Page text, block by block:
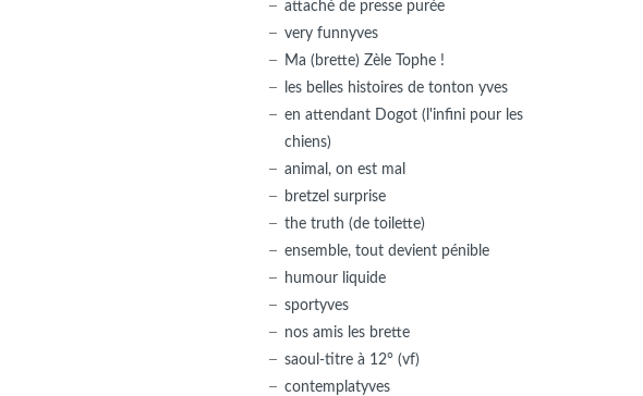
attaché de presse purée
very funnyves
Ma (brette) Zèle Tophe !
les belles histoires de tonton yves
en attendant Dogot (l'infini pour les
chiens)
animal, on est mal
bretzel surprise
the truth (de toilette)
ensemble, tout devient pénible
humour liquide
sportyves
nos amis les brette
saoul-titre à 12° (vf)
contemplatyves